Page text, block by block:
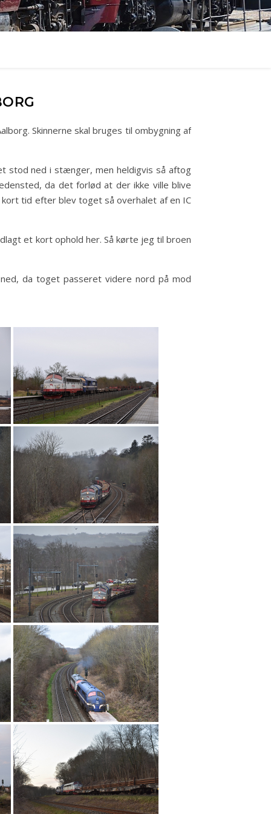
Skinnerne skal bruges til ombygning af
stod ned i stænger, men heldigvis så aftog
da det forlød at der ikke ville blive
tid efter blev toget så overhalet af en IC
et kort ophold her. Så kørte jeg til broen
da toget passeret videre nord på mod